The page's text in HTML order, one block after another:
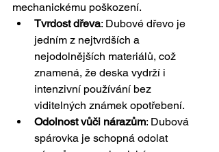
mechanickému poškození.
Tvrdost dřeva: Dubové dřevo je
jedním z nejtvrdších a
nejodolnějších materiálů, což
znamená, že deska vydrží i
intenzivní používání bez
viditelných známek opotřebení.
Odolnost vůči nárazům: Dubová
spárovka je schopná odolat